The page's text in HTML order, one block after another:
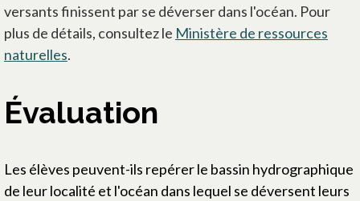
versants finissent par se déverser dans l'océan. Pour
plus de détails, consultez le Ministère de ressources
naturelles.
Évaluation
Les élèves peuvent-ils repérer le bassin hydrographique
de leur localité et l'océan dans lequel se déversent leurs